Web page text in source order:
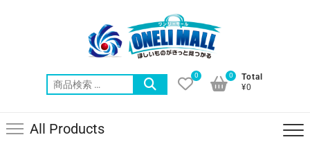
索
0
Total
¥0
0
All Products